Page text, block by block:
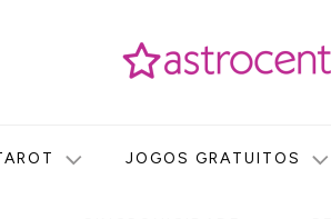
JOGOS GRATUITOS